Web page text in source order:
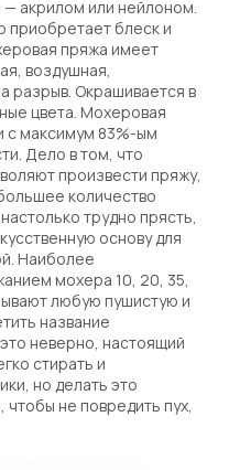
акрилом или нейлоном.
блеск и
пряжа имеет
воздушная,
разрыв. Окрашивается в
цвета. Мохеровая
с максимум 83%-ым
Дело в том, что
произвести пряжу,
количество
трудно прясть,
основу для
Наиболее
мохера 10, 20, 35,
любую пушистую и
название
неверно, настоящий
стирать и
но делать это
не повредить пух,